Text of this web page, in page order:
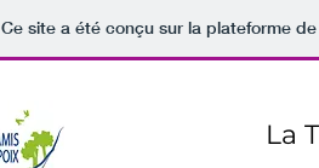
Ce site a été conçu sur la plateforme
La